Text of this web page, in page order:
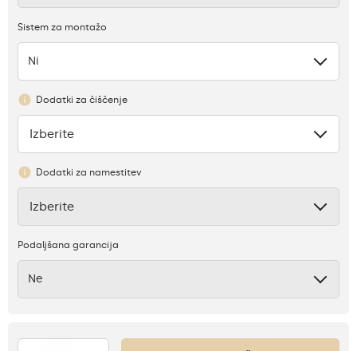
Sistem za montažo
Ni
Dodatki za čiščenje
Ni
Izberite
Dodatki za namestitev
Ni
Izberite
Podaljšana garancija
Ne